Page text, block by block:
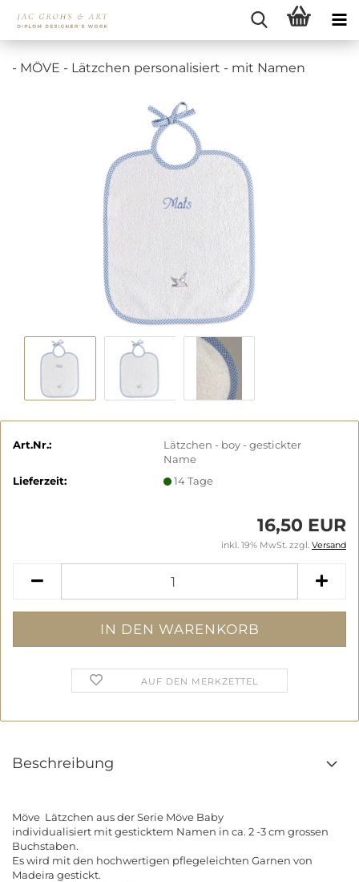
- MÖVE - Lätzchen personalisiert - mit Namen
Art.Nr.:
Lätzchen - boy - gestickter
Name
Lieferzeit:
14 Tage
16,50 EUR
inkl. 19% MwSt. zzgl. Versand
AUF DEN MERKZETTEL
Beschreibung
Möve Lätzchen aus der Serie Möve Baby
individualisiert mit gesticktem Namen in ca. 2 -3 cm grossen
Buchstaben.
Es wird mit den hochwertigen pflegeleichten Garnen von
Madeira gestickt.